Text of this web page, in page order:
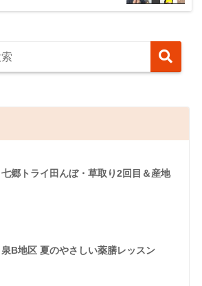
郷トライ田んぼ・草取り2回目＆産地
B地区 夏のやさしい薬膳レッスン